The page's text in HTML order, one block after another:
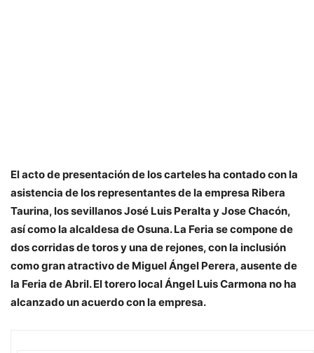
El acto de presentación de los carteles ha contado con la
asistencia de los representantes de la empresa Ribera
Taurina, los sevillanos José Luis Peralta y Jose Chacón,
así como la alcaldesa de Osuna. La Feria se compone de
dos corridas de toros y una de rejones, con la inclusión
como gran atractivo de Miguel Ángel Perera, ausente de
la Feria de Abril. El torero local Ángel Luis Carmona no ha
alcanzado un acuerdo con la empresa.